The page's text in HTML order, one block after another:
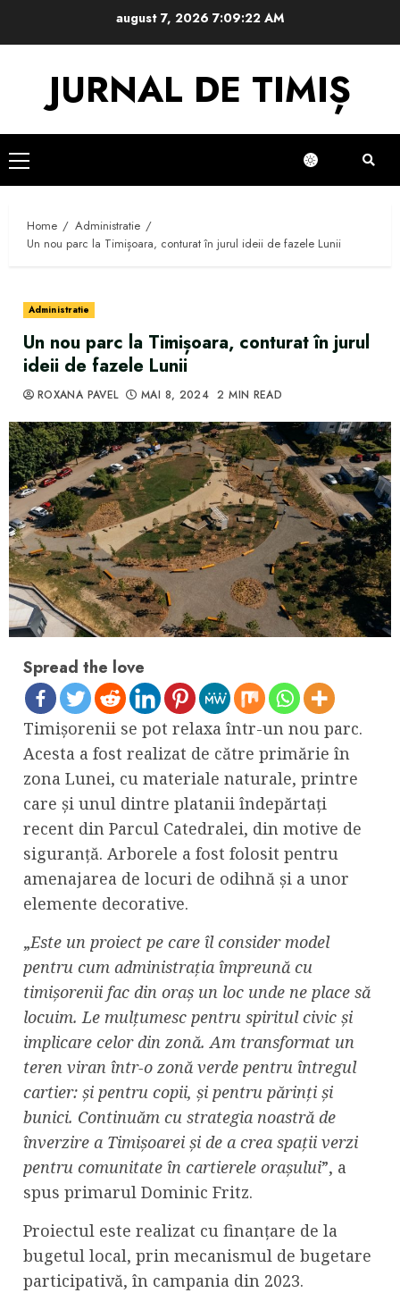
august 7, 2026 7:09:22 AM
JURNAL DE TIMIȘ
Primary
Menu
Home
Administratie
Un nou parc la Timișoara, conturat în jurul ideii de fazele Lunii
Administratie
Un nou parc la Timișoara, conturat în jurul
ideii de fazele Lunii
ROXANA PAVEL MAI 8, 2024 2 MIN READ
Spread the love
Timișorenii se pot relaxa într-un nou parc.
Acesta a fost realizat de către primărie în
zona Lunei, cu materiale naturale, printre
care și unul dintre platanii îndepărtați
recent din Parcul Catedralei, din motive de
siguranță. Arborele a fost folosit pentru
amenajarea de locuri de odihnă și a unor
elemente decorative.
„Este un proiect pe care îl consider model
pentru cum administrația împreună cu
timișorenii fac din oraș un loc unde ne place să
locuim. Le mulțumesc pentru spiritul civic și
implicare celor din zonă. Am transformat un
teren viran într-o zonă verde pentru întregul
cartier: și pentru copii, și pentru părinți și
bunici. Continuăm cu strategia noastră de
înverzire a Timișoarei și de a crea spații verzi
pentru comunitate în cartierele orașului”, a
spus primarul Dominic Fritz.
Proiectul este realizat cu finanțare de la
bugetul local, prin mecanismul de bugetare
participativă, în campania din 2023.